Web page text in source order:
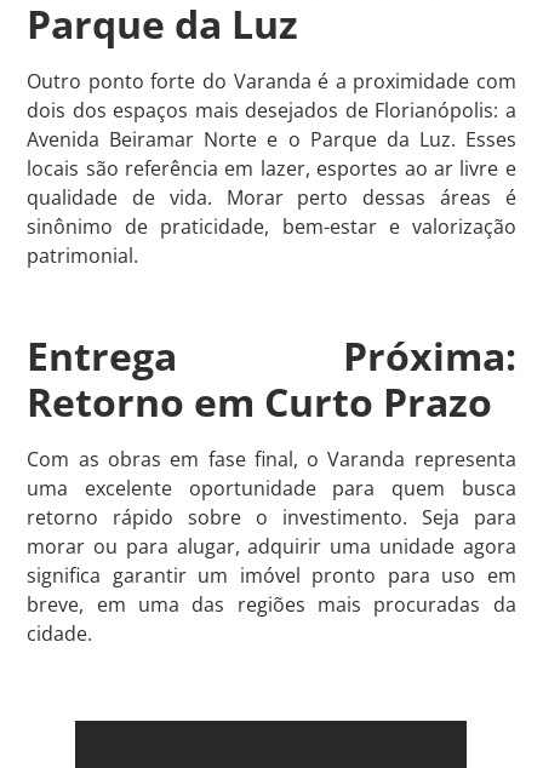
Parque da Luz
Outro ponto forte do Varanda é a proximidade com
dois dos espaços mais desejados de Florianópolis: a
Avenida Beiramar Norte e o Parque da Luz. Esses
locais são referência em lazer, esportes ao ar livre e
qualidade de vida. Morar perto dessas áreas é
sinônimo de praticidade, bem-estar e valorização
patrimonial.
Entrega Próxima:
Retorno em Curto Prazo
Com as obras em fase final, o Varanda representa
uma excelente oportunidade para quem busca
retorno rápido sobre o investimento. Seja para
morar ou para alugar, adquirir uma unidade agora
significa garantir um imóvel pronto para uso em
breve, em uma das regiões mais procuradas da
cidade.